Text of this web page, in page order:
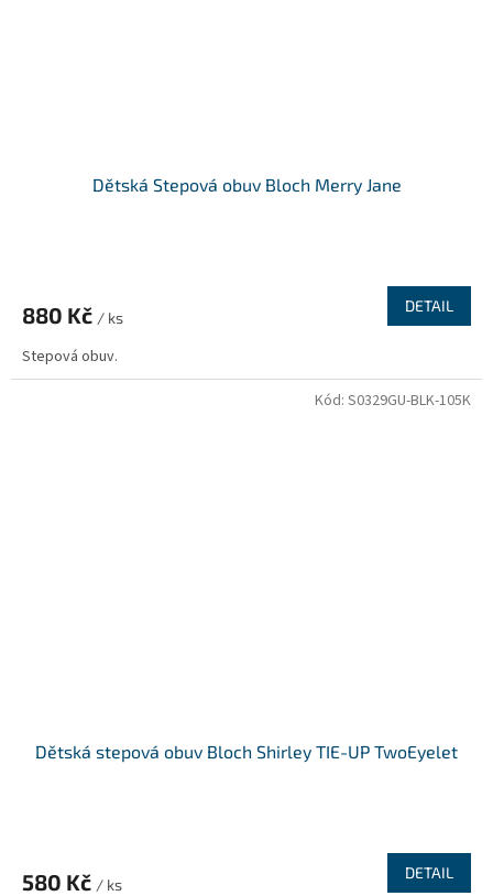
Dětská Stepová obuv Bloch Merry Jane
880 Kč / ks
DETAIL
Stepová obuv.
Dětská stepová obuv Bloch Shirley TIE-UP TwoEyelet
580 Kč / ks
DETAIL
Kód: S0329GU-BLK-105K